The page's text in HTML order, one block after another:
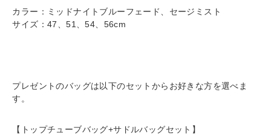
カラー：ミッドナイトブルーフェード、セージミスト
サイズ：47、51、54、56cm
プレゼントのバッグは以下のセットからお好きな方を選べま
す。
【トップチューブバッグ+サドルバッグセット】